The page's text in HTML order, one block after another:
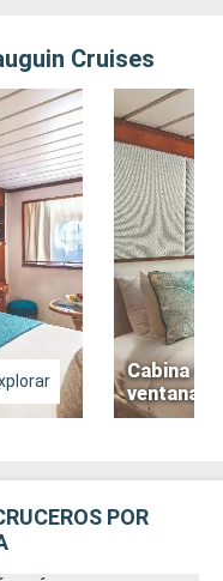
Cruises
Cabina
ventana
POR